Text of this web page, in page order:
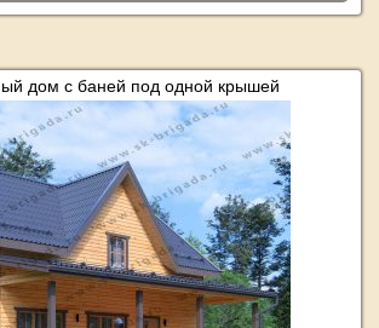
дом с баней под одной крышей